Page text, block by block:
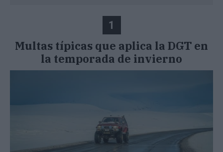
1
Multas típicas que aplica la DGT en
la temporada de invierno